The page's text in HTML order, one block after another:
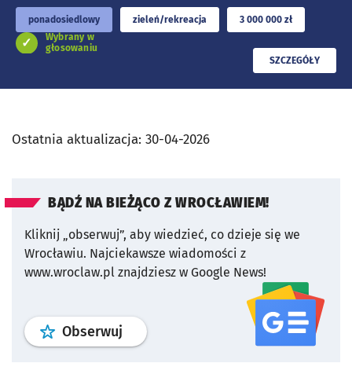
Wybrany w
głosowaniu
ponadosiedlowy zieleń/rekreacja 3 000 000 zł
PRZECZYTAJ
SZCZEGÓŁY
Ostatnia aktualizacja: 30-04-2026
BĄDŹ NA BIEŻĄCO Z WROCŁAWIEM!
Kliknij „obserwuj”, aby wiedzieć, co dzieje się we
Wrocławiu. Najciekawsze wiadomości z
www.wroclaw.pl znajdziesz w Google News!
Obserwuj profil serwisu